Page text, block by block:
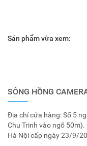
Sản phẩm vừa xem:
SÔNG HỒNG
Địa chỉ cửa hàng: Số 5
Chu Trinh vào ngõ
Hà Nội cấp ngày 23/9/